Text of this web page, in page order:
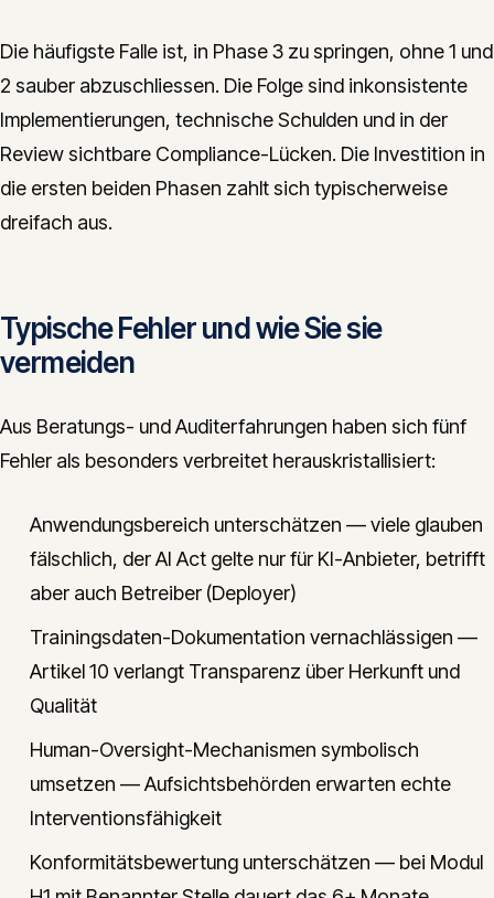
Die häufigste Falle ist, in Phase 3 zu springen, ohne 1 und
2 sauber abzuschliessen. Die Folge sind inkonsistente
Implementierungen, technische Schulden und in der
Review sichtbare Compliance-Lücken. Die Investition in
die ersten beiden Phasen zahlt sich typischerweise
dreifach aus.
Typische Fehler und wie Sie sie
vermeiden
Aus Beratungs- und Auditerfahrungen haben sich fünf
Fehler als besonders verbreitet herauskristallisiert:
Anwendungsbereich unterschätzen — viele glauben
fälschlich, der AI Act gelte nur für KI-Anbieter, betrifft
aber auch Betreiber (Deployer)
Trainingsdaten-Dokumentation vernachlässigen —
Artikel 10 verlangt Transparenz über Herkunft und
Qualität
Human-Oversight-Mechanismen symbolisch
umsetzen — Aufsichtsbehörden erwarten echte
Interventionsfähigkeit
Konformitätsbewertung unterschätzen — bei Modul